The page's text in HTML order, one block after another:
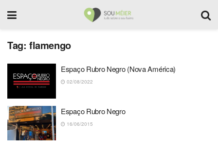
Tag: flamengo
Espaço Rubro Negro (Nova América)
02/08/2022
Espaço Rubro Negro
16/06/2015